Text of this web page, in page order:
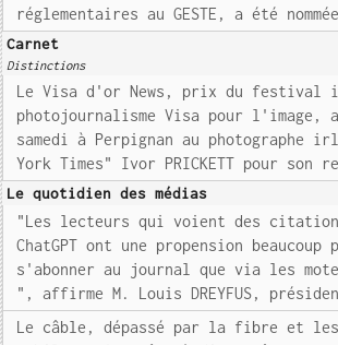
réglementaires au GESTE, a été
Carnet
Distinctions
Le Visa d'or News, prix du festival
photojournalisme Visa pour l'image,
samedi à Perpignan au photographe
York Times" Ivor PRICKETT pour son
Le quotidien des médias
"Les lecteurs qui voient des citations
ChatGPT ont une propension
s'abonner au journal que via les
", affirme M. Louis DREYFUS,
Le câble, dépassé par la fibre et les